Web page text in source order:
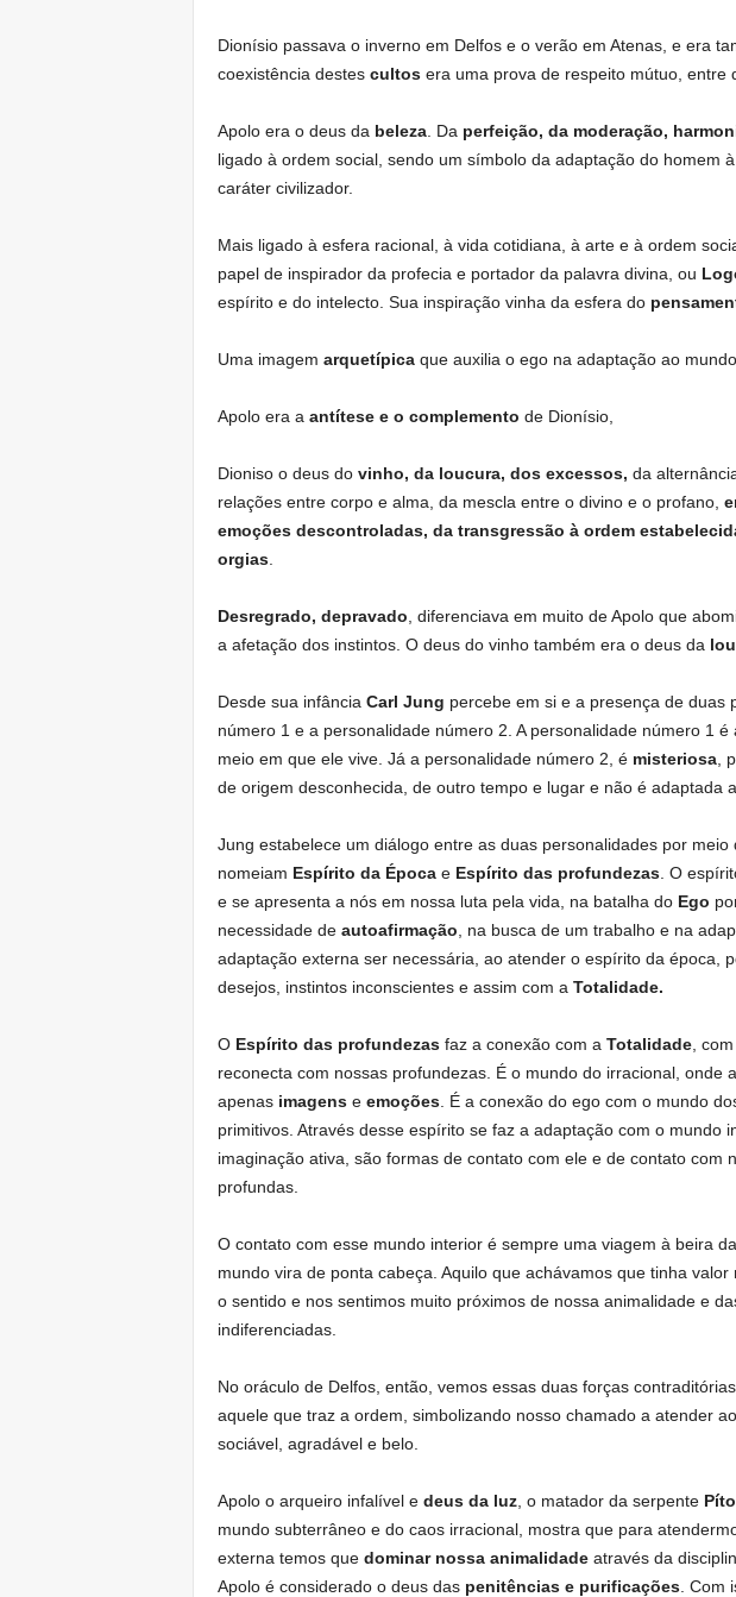
Dionísio passava o inverno em Delfos e o verão em Atenas, e era
coexistência destes cultosera uma prova de respeito mútuo, entre
Apolo era o deus da beleza. Da perfeição, da moderação,
ligado à ordem social, sendo um símbolo da adaptação do homem
caráter civilizador.
Mais ligado à esfera racional, à vida cotidiana, à arte e à ordem
papel de inspirador da profecia e portador da palavra divina, ou
espírito e do intelecto. Sua inspiração vinha da esfera do
Uma imagem arquetípicaque auxilia o ego na adaptação ao
Apolo era a antítese e o complemento de Dionísio,
Dioniso o deus do vinho, da loucura, dos excessos, da
relações entre corpo e alma, da mescla entre o divino e o profano,
emoções descontroladas, da transgressão à ordem
orgias.
Desregrado, depravado , diferenciava em muito de Apolo que
a afetação dos instintos. O deus do vinho também era o deus da
Desde sua infância Carl Jung percebe em si e a presença de duas
número 1 e a personalidade número 2. A personalidade número 1
meio em que ele vive. Já a personalidade número 2, é misteriosa,
de origem desconhecida, de outro tempo e lugar e não é adaptada
Jung estabelece um diálogo entre as duas personalidades por meio
nomeiam Espírito da Época eEspírito das profundezas. O
e se apresenta a nós em nossa luta pela vida, na batalha do Ego
necessidade de autoafirmação , na busca de um trabalho e na
adaptação externa ser necessária, ao atender o espírito da época,
desejos, instintos inconscientes e assim com a Totalidade.
O Espírito das profundezasfaz a conexão com a Totalidade,
reconecta com nossas profundezas. É o mundo do irracional, onde
apenas imagens eemoções. É a conexão do ego com o mundo
primitivos. Através desse espírito se faz a adaptação com o mundo
imaginação ativa, são formas de contato com ele e de contato com
profundas.
O contato com esse mundo interior é sempre uma viagem à beira da
mundo vira de ponta cabeça. Aquilo que achávamos que tinha
o sentido e nos sentimos muito próximos de nossa animalidade e
indiferenciadas.
No oráculo de Delfos, então, vemos essas duas forças contraditórias
aquele que traz a ordem, simbolizando nosso chamado a atender ao
sociável, agradável e belo.
Apolo o arqueiro infalível e deus da luz, o matador da serpente
mundo subterrâneo e do caos irracional, mostra que para
externa temos que dominar nossa animalidadeatravés da
Apolo é considerado o deus das penitências e purificações. Com